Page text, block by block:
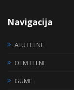
Navigacija
ALU FELNE
OEM FELNE
GUME